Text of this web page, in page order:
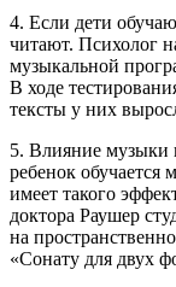
4. Если дети
читают. Психолог
музыкальной
В ходе
тексты у них
5. Влияние музыки
ребенок
имеет такого
доктора Раушер
на
«Сонату для двух